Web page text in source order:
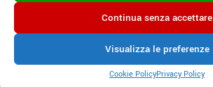
Continua senza accettare
Visualizza le preferenze
Cookie PolicyPrivacy Policy